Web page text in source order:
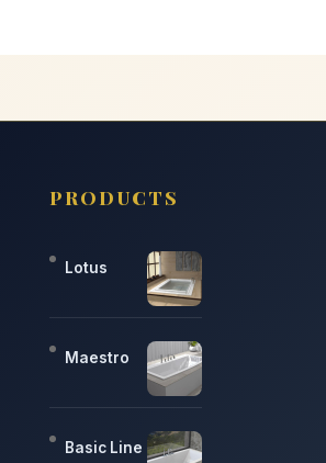
PRODUCTS
Lotus
Maestro
Basic Line